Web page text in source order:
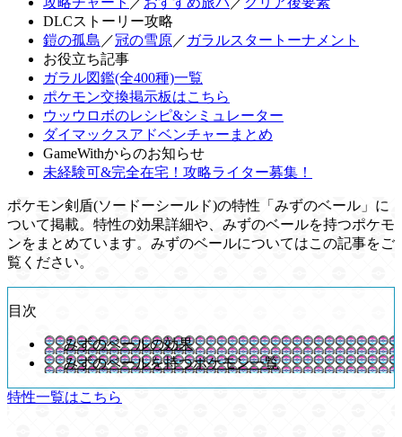
DLCストーリー攻略
鎧の孤島 ／冠の雪原／ ガラルスタートーナメント
お役立ち記事
ガラル図鑑(全400種)一覧
ポケモン交換掲示板はこちら
ウッウロボのレシピ&シミュレーター
ダイマックスアドベンチャーまとめ
GameWithからのお知らせ
未経験可&完全在宅！攻略ライター募集！
ポケモン剣盾(ソードーシールド)の特性「みずのベール」に
ついて掲載。特性の効果詳細や、みずのベールを持つポケモ
ンをまとめています。みずのベールについてはこの記事をご
覧ください。
目次
みずのベールの効果
みずのベールを持つポケモン一覧
特性一覧はこちら